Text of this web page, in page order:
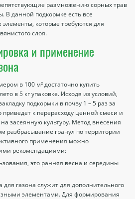
размножению сорных трав
В данной подкормке есть все
которые требуются для
слоя.
и применение
в 100 м² достаточно купить
в 5 кг упаковке. Исходя из условий,
подкормки в почву 1 – 5 раз за
к перерасходу ценной смеси и
засеянную культуру. Метод внесения
разбрасывание гранул по территории
применения можно
рекомендациями:
это ранняя весна и середины
газона служит для дополнительного
элементами. Для формирования